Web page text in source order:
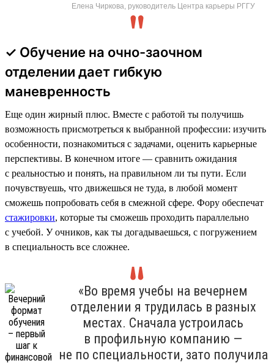
Елена Чиркова, руководитель Центра карьеры РГГУ
✓ Обучение на очно-заочном
отделении дает гибкую
маневренность
Еще один жирный плюс. Вместе с работой ты получишь
возможность присмотреться к выбранной профессии: изучить
особенности, познакомиться с задачами, оценить карьерные
перспективы. В конечном итоге — сравнить ожидания
с реальностью и понять, на правильном ли ты пути. Если
почувствуешь, что движешься не туда, в любой момент
сможешь попробовать себя в смежной сфере. Фору обеспечат
стажировки, которые ты сможешь проходить параллельно
с учебой. У очников, как ты догадываешься, с погружением
в специальность все сложнее.
«Во время учебы на вечернем
отделении я трудилась в разных
местах. Сначала устроилась
в профильную компанию —
не по специальности, зато получила